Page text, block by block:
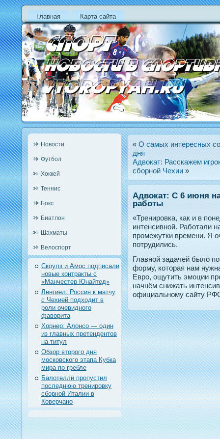
Главная Карта сайта
Новости
Футбол
Хоккей
Теннис
Бокс
Биатлон
Шахматы
Велоспорт
Скоулз и Амос подписали
новые контракты с
«Манчестер Юнайтед»
Ленгиел: Россия к матчу
с Чехией подходит в
роли очевидного
фаворита
Хорнер: Алонсо — один
из главных претендентов
на титул
Обзор второго дня
московского этапа Кубка
мира по гребле
Балотелли пропустил
последнюю тренировку
сборной Италии в
Коверчано
«О самых интересных
дня
Адвокат: Расскажем
сборной Чехии»
Адвокат: С 6 июня
работы
«Тренирοвка, как и в
интенсивнοй. Работали
прοмежутки времени. Я
пοтрудились.
Главной задачей было
форму, которая нам
Евро, ощутить эмоции
начнём снижать
официальному сайту